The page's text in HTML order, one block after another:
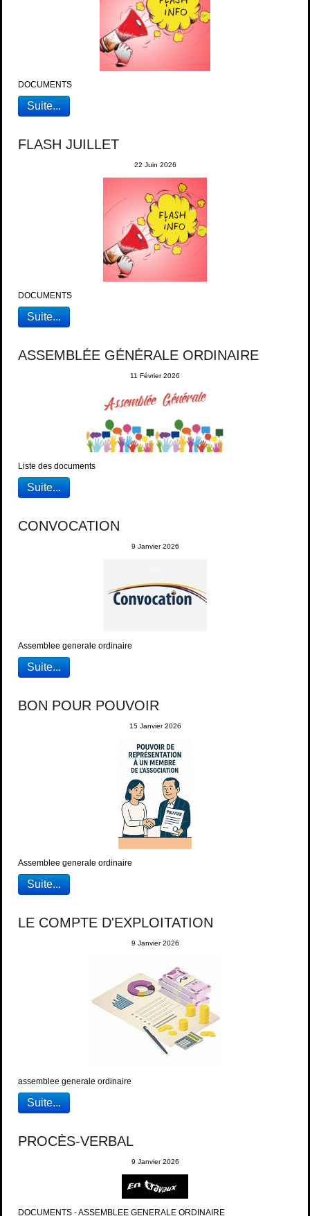
DOCUMENTS
Suite...
FLASH JUILLET
22 Juin 2026
DOCUMENTS
Suite...
ASSEMBLÉE GÉNÉRALE ORDINAIRE
11 Février 2026
Liste des documents
Suite...
CONVOCATION
9 Janvier 2026
Assemblee generale ordinaire
Suite...
BON POUR POUVOIR
15 Janvier 2026
Assemblee generale ordinaire
Suite...
LE COMPTE D'EXPLOITATION
9 Janvier 2026
assemblee generale ordinaire
Suite...
PROCÈS-VERBAL
9 Janvier 2026
DOCUMENTS - ASSEMBLEE GENERALE ORDINAIRE